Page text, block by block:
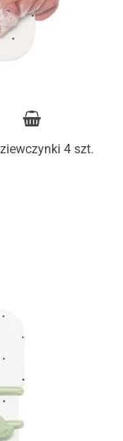
4 szt.